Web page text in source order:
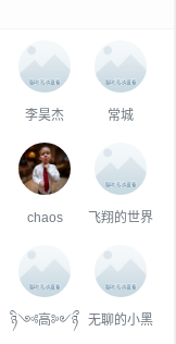
李昊杰 常城
chaos 飞翔的世界
ཉི༺高༻ཉྀ 无聊的小黑